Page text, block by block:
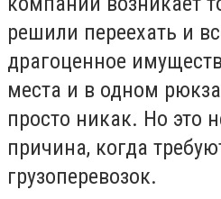
решили переехать и
драгоценное
места и в одном
просто никак. Но это
причина, когда
грузоперевозок.